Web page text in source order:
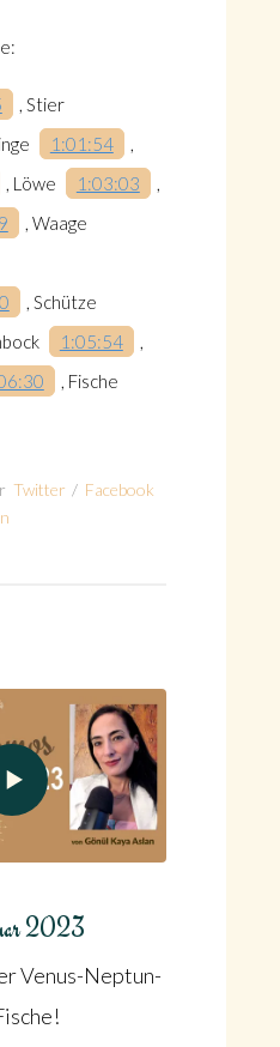
, Stier
1:01:54
,
, Löwe 1:03:03
,
, Waage
, Schütze
1:05:54
,
, Fische
Twitter / Facebook
2023
Venus-Neptun-